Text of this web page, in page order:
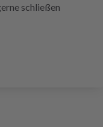
schließen